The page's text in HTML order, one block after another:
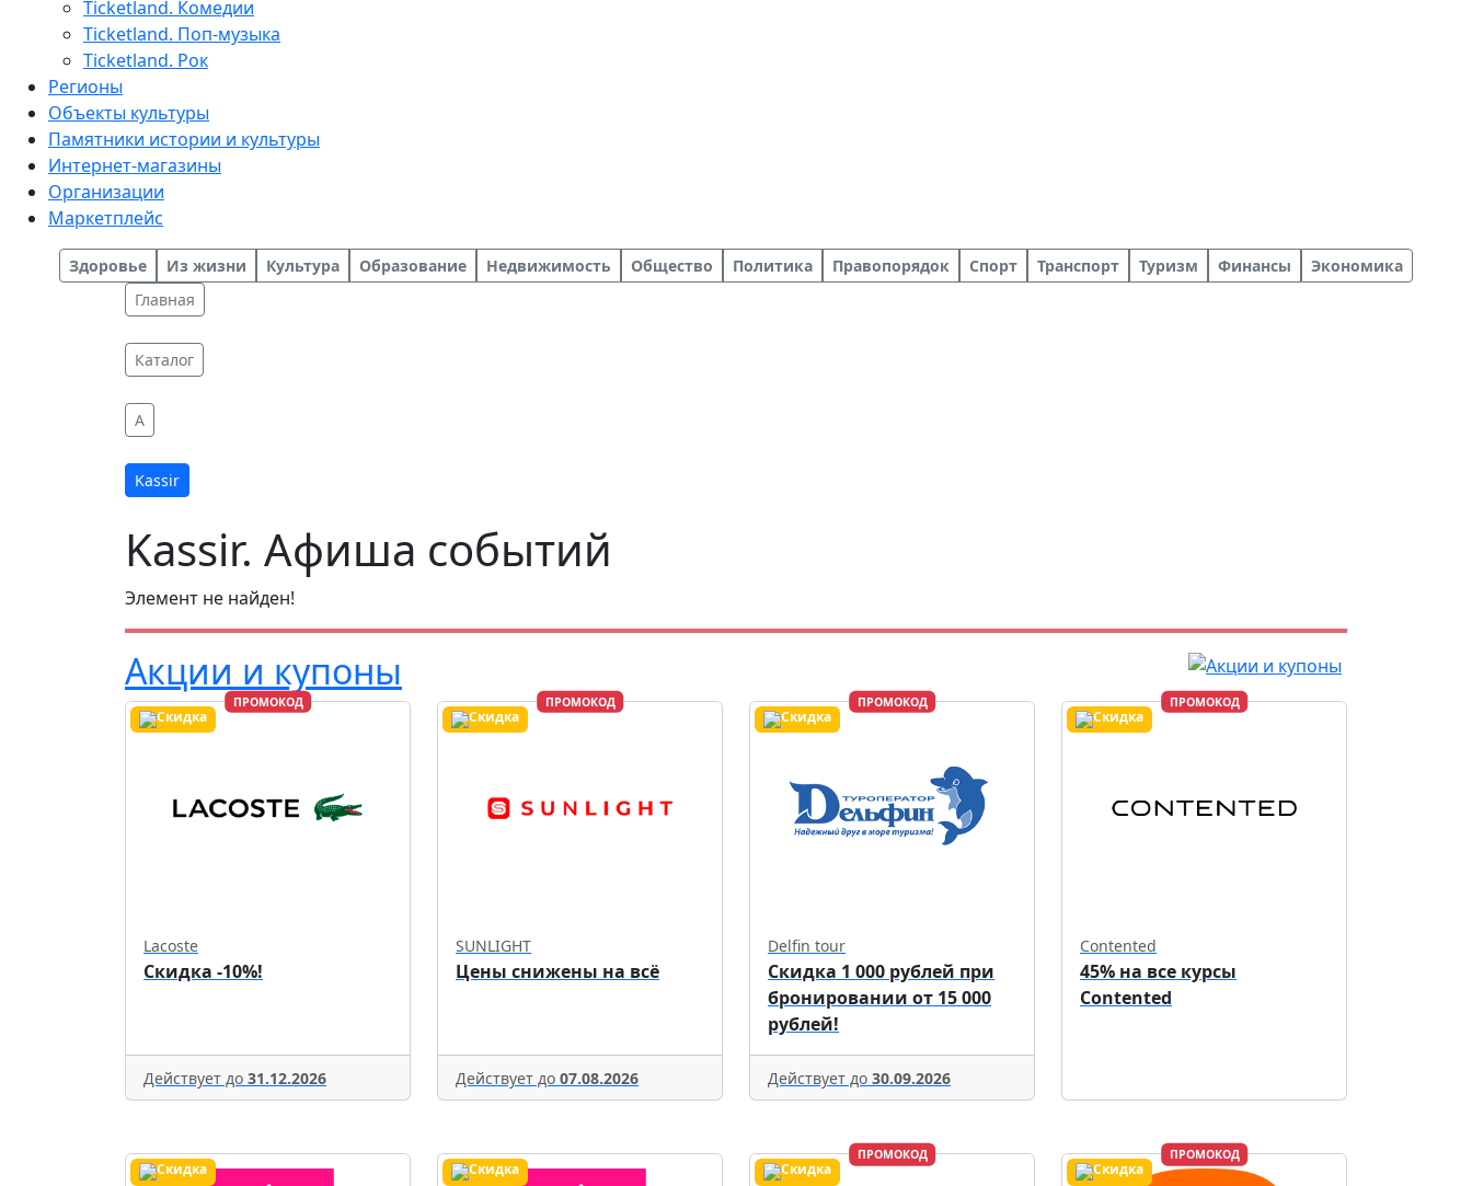
Ticketland. Комедии
Ticketland. Поп-музыка
Ticketland. Рок
Регионы
Объекты культуры
Памятники истории и культуры
Интернет-магазины
Организации
Маркетплейс
Здоровье Из жизни Культура Образование Недвижимость Общество Политика Правопорядок Спорт Транспорт Туризм Финансы
Экономика
Главная
Каталог
A
Kassir
Kassir. Афиша событий
Элемент не найден!
Акции и купоны
ПРОМОКОД
Lacoste
Скидка -10%!
Действует до 31.12.2026
ПРОМОКОД
SUNLIGHT
Цены снижены на всё
Действует до 07.08.2026
ПРОМОКОД
Delfin tour
Скидка 1 000 рублей при
бронировании от 15 000
рублей!
Действует до 30.09.2026
ПРОМОКОД
Contented
45% на все курсы
Contented
ПРОМОКОД ПРОМОКОД